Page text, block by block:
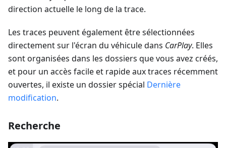
direction actuelle le long de la trace.
Les traces peuvent également être sélectionnées
directement sur l'écran du véhicule dans CarPlay. Elles
sont organisées dans les dossiers que vous avez créés,
et pour un accès facile et rapide aux traces récemment
ouvertes, il existe un dossier spécial Dernière
modification.
Recherche